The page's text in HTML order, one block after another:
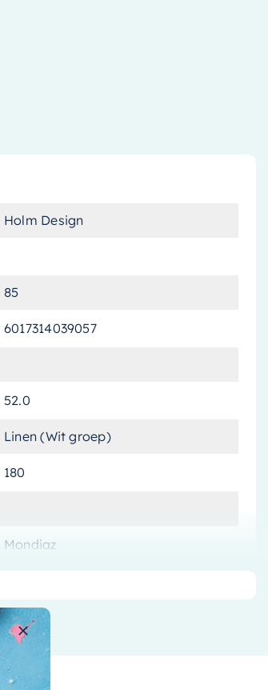
Holm Design
85
6017314039057
52.0
Linen (Wit groep)
180
Mondiaz
180 L